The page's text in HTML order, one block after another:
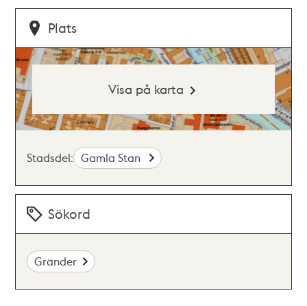
Plats
Visa på karta
Stadsdel: Gamla Stan
Sökord
Gränder